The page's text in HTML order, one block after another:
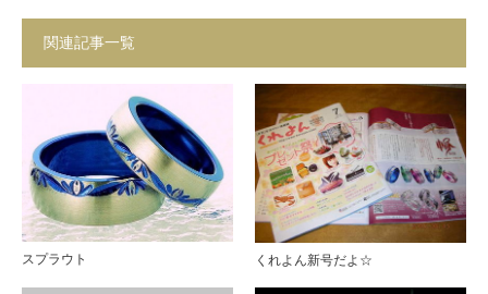
関連記事一覧
スプラウト くれよん新号だよ☆